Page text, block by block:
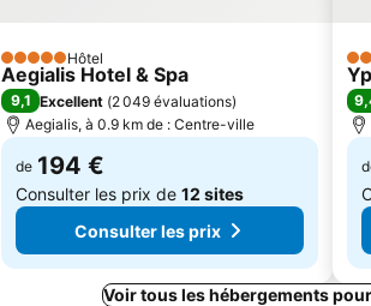
5 ÉtoilesHôtel
Aegialis Hotel & Spa
9,1 Excellent (2 049 évaluations)
Aegialis, à 0.9 km de : Centre-ville
de 194 €
Consulter les prix de 12 sites
Consulter les prix
3
Voir tous les hébergements